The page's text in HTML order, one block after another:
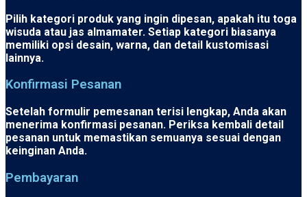
Pilih kategori produk yang ingin dipesan, apakah itu toga
wisuda atau jas almamater. Setiap kategori biasanya
memiliki opsi desain, warna, dan detail kustomisasi
lainnya.
Konfirmasi Pesanan
Setelah formulir pemesanan terisi lengkap, Anda akan
menerima konfirmasi pesanan. Periksa kembali detail
pesanan untuk memastikan semuanya sesuai dengan
keinginan Anda.
Pembayaran